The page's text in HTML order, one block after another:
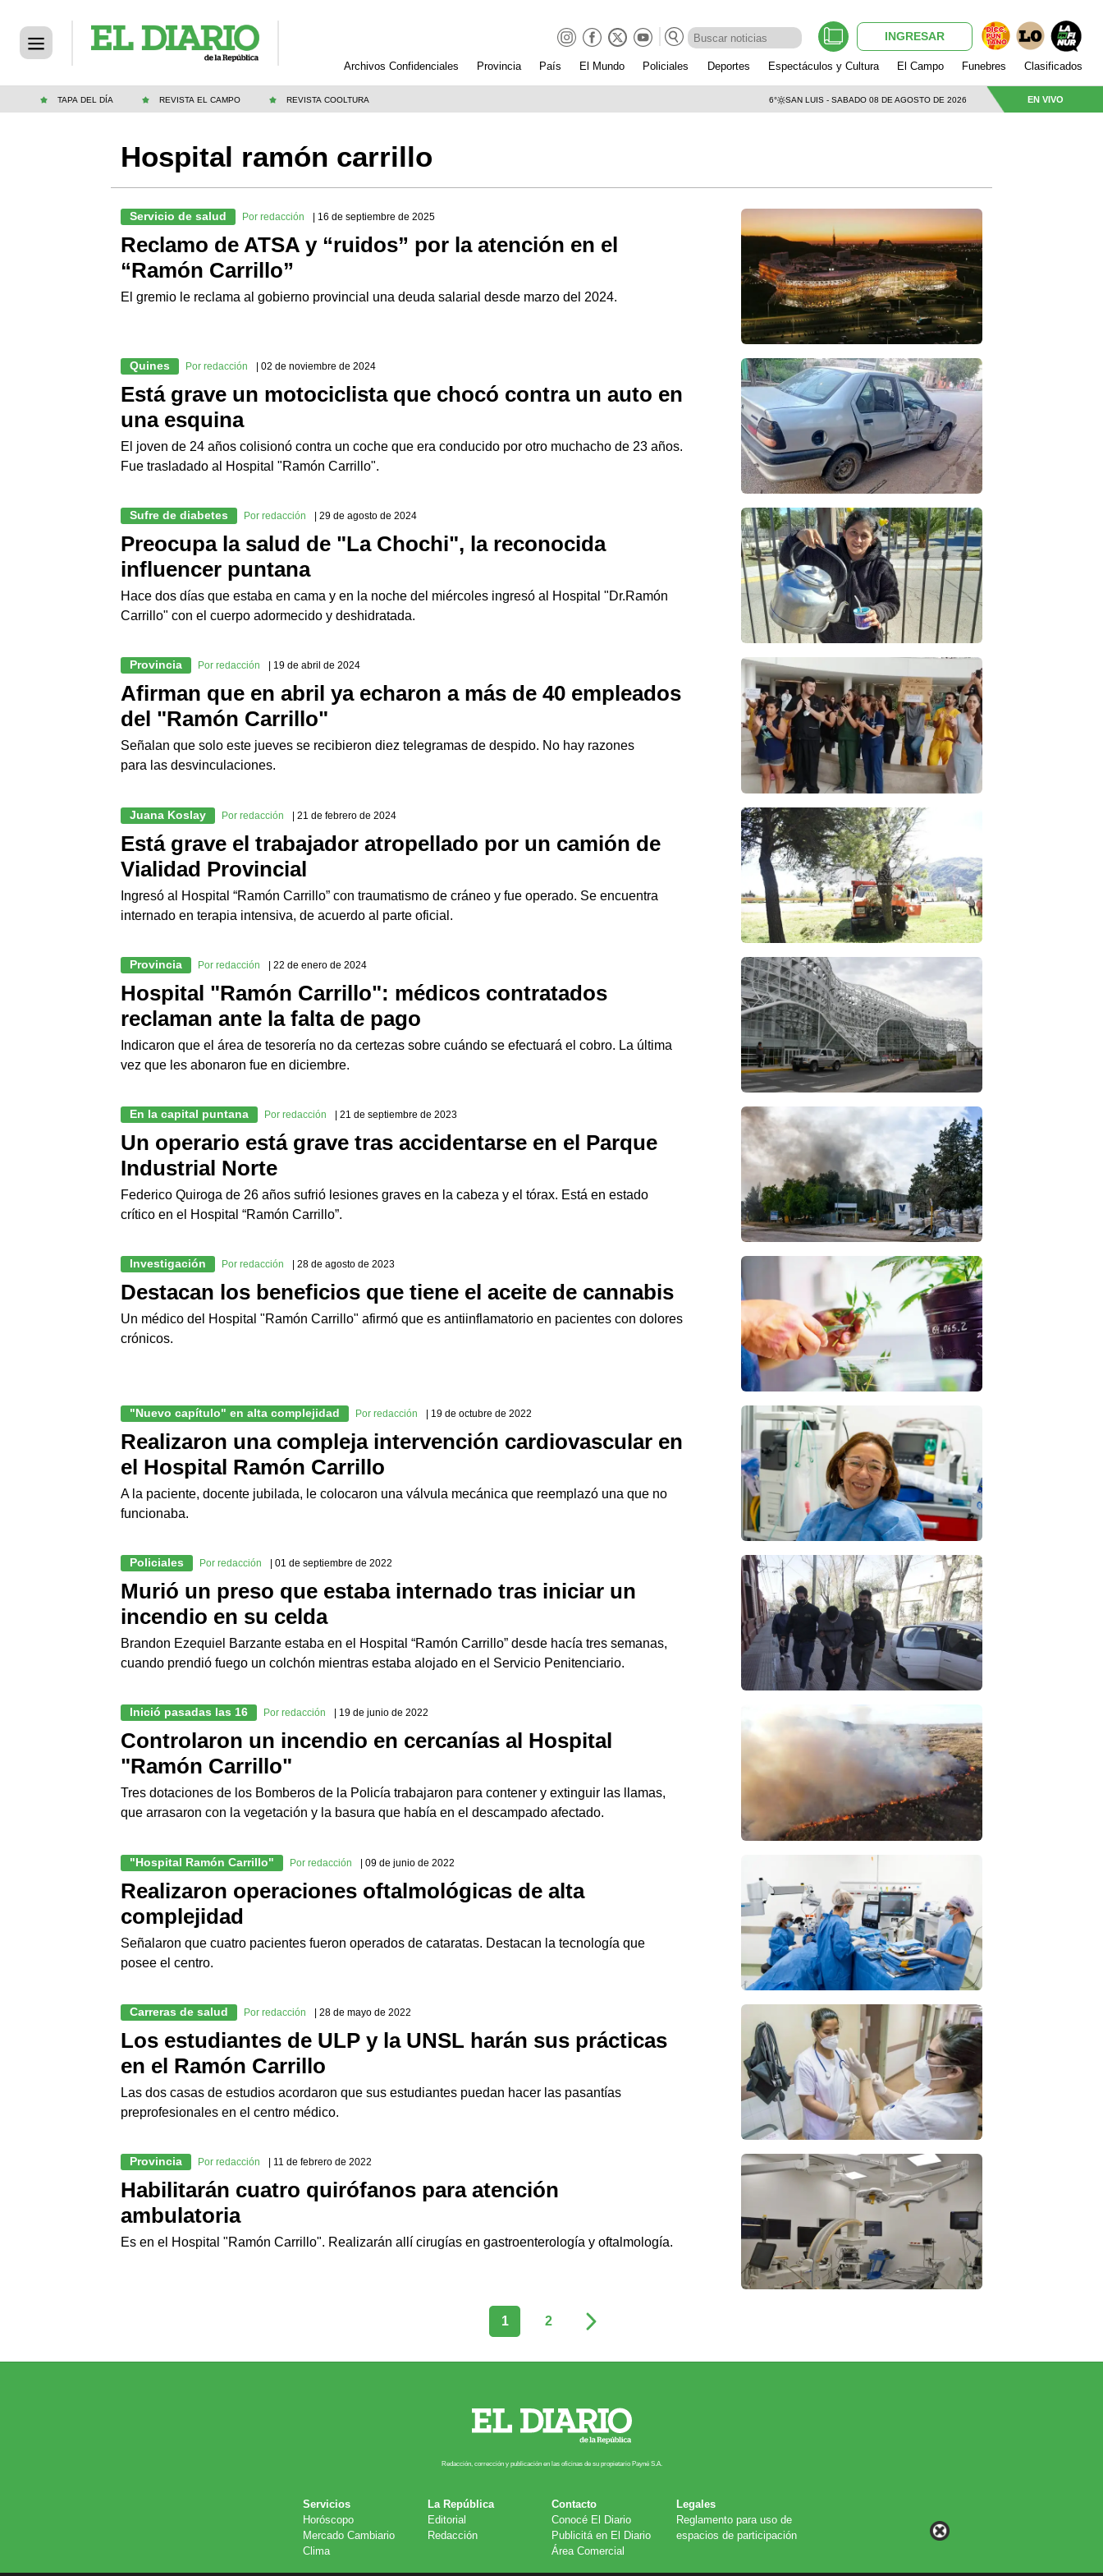
INGRESAR
Archivos Confidenciales Provincia País El Mundo Policiales Deportes Espectáculos y Cultura El Campo Funebres Clasificados
TAPA DEL DÍA REVISTA EL CAMPO REVISTA COOLTURA 6° SAN LUIS - SABADO 08 DE AGOSTO DE 2026 EN VIVO
Hospital ramón carrillo
Servicio de salud Por redacción | 16 de septiembre de 2025
Reclamo de ATSA y “ruidos” por la atención en el
“Ramón Carrillo”
El gremio le reclama al gobierno provincial una deuda salarial desde marzo del 2024.
Quines Por redacción | 02 de noviembre de 2024
Está grave un motociclista que chocó contra un auto en
una esquina
El joven de 24 años colisionó contra un coche que era conducido por otro muchacho de 23 años.
Fue trasladado al Hospital "Ramón Carrillo".
Sufre de diabetes Por redacción | 29 de agosto de 2024
Preocupa la salud de "La Chochi", la reconocida
influencer puntana
Hace dos días que estaba en cama y en la noche del miércoles ingresó al Hospital "Dr.Ramón
Carrillo" con el cuerpo adormecido y deshidratada.
Provincia Por redacción | 19 de abril de 2024
Afirman que en abril ya echaron a más de 40 empleados
del "Ramón Carrillo"
Señalan que solo este jueves se recibieron diez telegramas de despido. No hay razones
para las desvinculaciones.
Juana Koslay Por redacción | 21 de febrero de 2024
Está grave el trabajador atropellado por un camión de
Vialidad Provincial
Ingresó al Hospital “Ramón Carrillo” con traumatismo de cráneo y fue operado. Se encuentra
internado en terapia intensiva, de acuerdo al parte oficial.
Provincia Por redacción | 22 de enero de 2024
Hospital "Ramón Carrillo": médicos contratados
reclaman ante la falta de pago
Indicaron que el área de tesorería no da certezas sobre cuándo se efectuará el cobro. La última
vez que les abonaron fue en diciembre.
En la capital puntana Por redacción | 21 de septiembre de 2023
Un operario está grave tras accidentarse en el Parque
Industrial Norte
Federico Quiroga de 26 años sufrió lesiones graves en la cabeza y el tórax. Está en estado
crítico en el Hospital “Ramón Carrillo”.
Investigación Por redacción | 28 de agosto de 2023
Destacan los beneficios que tiene el aceite de cannabis
Un médico del Hospital "Ramón Carrillo" afirmó que es antiinflamatorio en pacientes con dolores
crónicos.
"Nuevo capítulo" en alta complejidad Por redacción | 19 de octubre de 2022
Realizaron una compleja intervención cardiovascular en
el Hospital Ramón Carrillo
A la paciente, docente jubilada, le colocaron una válvula mecánica que reemplazó una que no
funcionaba.
Policiales Por redacción | 01 de septiembre de 2022
Murió un preso que estaba internado tras iniciar un
incendio en su celda
Brandon Ezequiel Barzante estaba en el Hospital “Ramón Carrillo” desde hacía tres semanas,
cuando prendió fuego un colchón mientras estaba alojado en el Servicio Penitenciario.
Inició pasadas las 16 Por redacción | 19 de junio de 2022
Controlaron un incendio en cercanías al Hospital
"Ramón Carrillo"
Tres dotaciones de los Bomberos de la Policía trabajaron para contener y extinguir las llamas,
que arrasaron con la vegetación y la basura que había en el descampado afectado.
"Hospital Ramón Carrillo" Por redacción | 09 de junio de 2022
Realizaron operaciones oftalmológicas de alta
complejidad
Señalaron que cuatro pacientes fueron operados de cataratas. Destacan la tecnología que
posee el centro.
Carreras de salud Por redacción | 28 de mayo de 2022
Los estudiantes de ULP y la UNSL harán sus prácticas
en el Ramón Carrillo
Las dos casas de estudios acordaron que sus estudiantes puedan hacer las pasantías
preprofesionales en el centro médico.
Provincia Por redacción | 11 de febrero de 2022
Habilitarán cuatro quirófanos para atención
ambulatoria
Es en el Hospital "Ramón Carrillo". Realizarán allí cirugías en gastroenterología y oftalmología.
1 2
Redacción, corrección y publicación en las oficinas de su propietario Payn​é S.A.
Servicios
Horóscopo
Mercado Cambiario
Clima
La República
Editorial
Redacción
Contacto
Conocé El Diario
Publicitá en El Diario
Área Comercial
Legales
Reglamento para uso de
espacios de participación